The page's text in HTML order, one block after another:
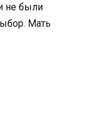
не были
Мать